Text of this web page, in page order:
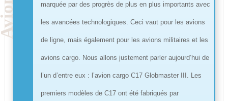
marquée par des progrès de plus en plus importants avec
les avancées technologiques. Ceci vaut pour les avions
de ligne, mais également pour les avions militaires et les
avions cargo. Nous allons justement parler aujourd’hui de
l’un d’entre eux : l’avion cargo C17 Globmaster III. Les
premiers modèles de C17 ont été fabriqués par